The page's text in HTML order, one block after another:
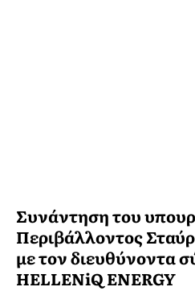
Συνάντηση του
Περιβάλλοντος
με τον διευθύνοντα
HELLENiQ ENERGY